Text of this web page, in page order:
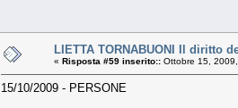
LIETTA TORNABUONI Il diritto
« Risposta #59 inserito:: Ottobre 15,
15/10/2009 - PERSONE